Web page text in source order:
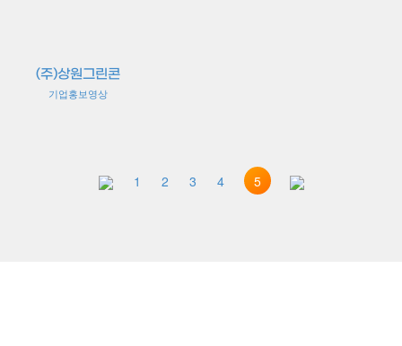
(주)상원그린콘
기업홍보영상
1 2 3 4 5